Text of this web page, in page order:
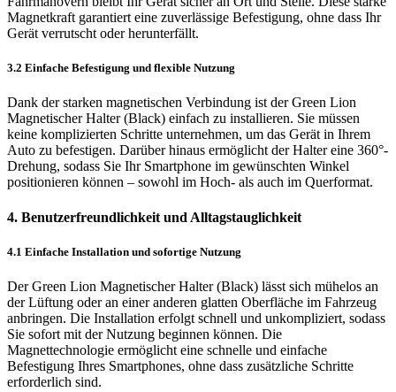
Magnetkraft garantiert eine zuverlässige Befestigung, ohne dass Ihr
Gerät verrutscht oder herunterfällt.
3.2 Einfache Befestigung und flexible Nutzung
Dank der starken magnetischen Verbindung ist der Green Lion
Magnetischer Halter (Black) einfach zu installieren. Sie müssen
keine komplizierten Schritte unternehmen, um das Gerät in Ihrem
Auto zu befestigen. Darüber hinaus ermöglicht der Halter eine 360°-
Drehung, sodass Sie Ihr Smartphone im gewünschten Winkel
positionieren können – sowohl im Hoch- als auch im Querformat.
4. Benutzerfreundlichkeit und Alltagstauglichkeit
4.1 Einfache Installation und sofortige Nutzung
Der Green Lion Magnetischer Halter (Black) lässt sich mühelos an
der Lüftung oder an einer anderen glatten Oberfläche im Fahrzeug
anbringen. Die Installation erfolgt schnell und unkompliziert, sodass
Sie sofort mit der Nutzung beginnen können. Die
Magnettechnologie ermöglicht eine schnelle und einfache
Befestigung Ihres Smartphones, ohne dass zusätzliche Schritte
erforderlich sind.